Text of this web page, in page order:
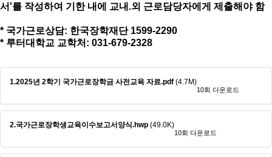
서'를 작성하여 기한 내에 교내.외 근로담당자에게 제출해야 함
* 국가근로상담: 한국장학재단 1599-2290
* 루터대학교 교학처: 031-679-2328
1.2025년 2학기 국가근로장학금 사전교육 자료.pdf (4.7M)
10회 다운로드
2.국가근로장학생교육이수보고서양식.hwp (49.0K)
10회 다운로드